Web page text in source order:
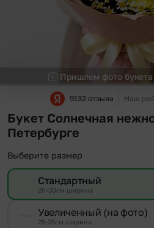
Пришлем фото
9132 отзыва Наш
Букет Солнечная
Петербурге
Выберите размер
Стандартный
20-30см ширина
Увеличенный (на фото)
25-35см ширина